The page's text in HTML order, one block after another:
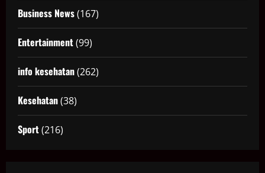
Business News(167)
Entertainment(99)
info kesehatan(262)
Kesehatan(38)
Sport(216)